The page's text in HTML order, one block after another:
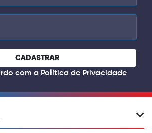
CADASTRAR
com a Política de Privacidade